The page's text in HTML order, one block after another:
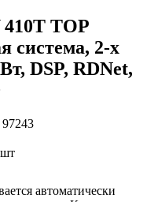
TOP
система, 2-х
DSP, RDNet,
шт
автоматически